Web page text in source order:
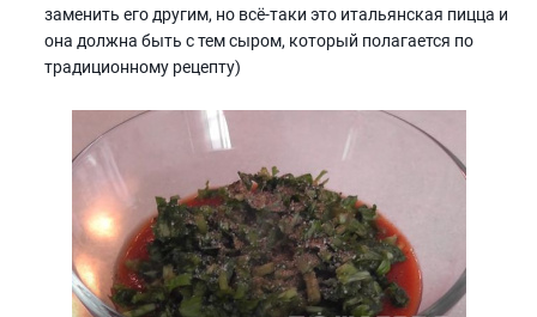
заменить его другим, но всё-таки это итальянская пицца и
она должна быть с тем сыром, который полагается по
традиционному рецепту)